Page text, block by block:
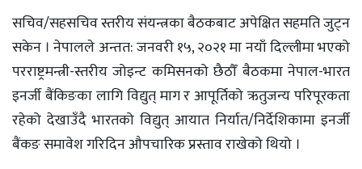
सचिव/सहसचिव स्तरीय संयन्त्रका बैठकबाट अपेक्षित सहमति जुट्न
सकेन । नेपालले अन्तत: जनवरी १५, २०२१ मा नयाँ दिल्लीमा भएको
परराष्ट्रमन्त्री-स्तरीय जोइन्ट कमिसनको छैठौँ बैठकमा नेपाल-भारत
इनर्जी बैंकिङका लागि विद्युत् माग र आपूर्तिको ऋतुजन्य परिपूरकता
रहेको देखाउँदै भारतको विद्युत् आयात निर्यात/निर्देशिकामा इनर्जी
बैंकङ समावेश गरिदिन औपचारिक प्रस्ताव राखेको थियो ।